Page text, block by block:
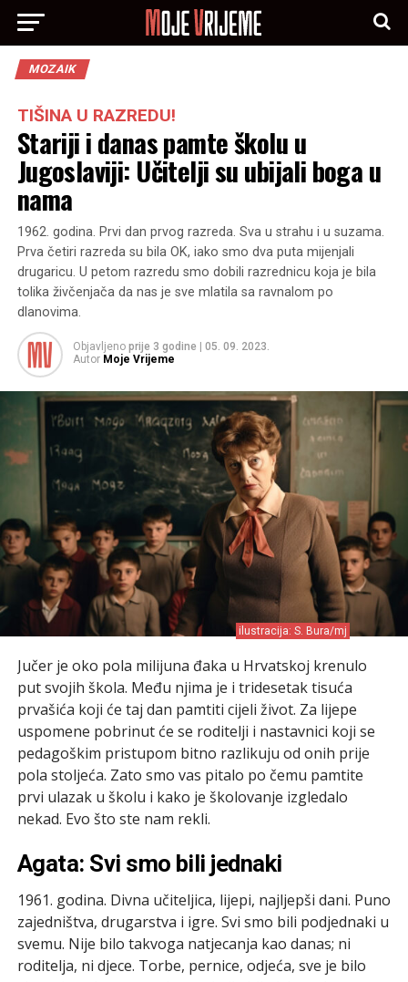
MOZAIK
TIŠINA U RAZREDU!
Stariji i danas pamte školu u
Jugoslaviji: Učitelji su ubijali boga u
nama
1962. godina. Prvi dan prvog razreda. Sva u strahu i u suzama.
Prva četiri razreda su bila OK, iako smo dva puta mijenjali
drugaricu. U petom razredu smo dobili razrednicu koja je bila
tolika živčenjača da nas je sve mlatila sa ravnalom po
dlanovima.
Objavljeno prije 3 godine
05. 09. 2023.
Autor Moje Vrijeme
ilustracija: S. Bura/mj
Jučer je oko pola milijuna đaka u Hrvatskoj krenulo
put svojih škola. Među njima je i tridesetak tisuća
prvašića koji će taj dan pamtiti cijeli život. Za lijepe
uspomene pobrinut će se roditelji i nastavnici koji se
pedagoškim pristupom bitno razlikuju od onih prije
pola stoljeća. Zato smo vas pitalo po čemu pamtite
prvi ulazak u školu i kako je školovanje izgledalo
nekad. Evo što ste nam rekli.
Agata: Svi smo bili jednaki
1961. godina. Divna učiteljica, lijepi, najljepši dani. Puno
zajedništva, drugarstva i igre. Svi smo bili podjednaki u
svemu. Nije bilo takvoga natjecanja kao danas; ni
roditelja, ni djece. Torbe, pernice, odjeća, sve je bilo